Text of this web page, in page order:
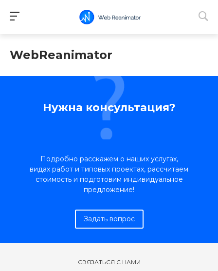
WebReanimator
Нужна консультация?
Подробно расскажем о наших услугах,
видах работ и типовых проектах, рассчитаем
стоимость и подготовим индивидуальное
предложение!
Задать вопрос
СВЯЗАТЬСЯ С НАМИ